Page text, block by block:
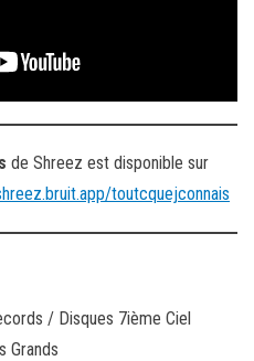
de Shreez est disponible sur
toutcquejconnais
/ Disques 7ième Ciel
Grands